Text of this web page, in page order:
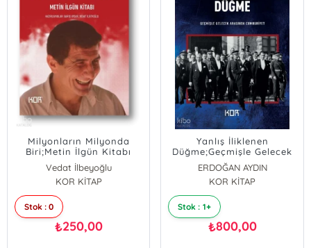
Milyonların Milyonda
Biri;Metin İlgün Kitabı
Vedat İlbeyoğlu
KOR KİTAP
Stok : 0
₺250,00
Yanlış İliklenen
Düğme;Geçmişle Gelecek
Arasında Cumhuriyet
ERDOĞAN AYDIN
KOR KİTAP
Stok : 1+
₺800,00